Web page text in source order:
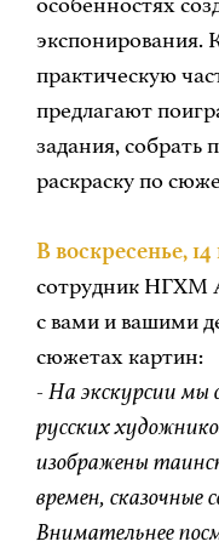
экспонирования.
практическую
предлагают
задания, собрать
раскраску по
В воскресенье, 14
сотрудник НГХМ
с вами и вашими
сюжетах картин:
- На экскурсии мы
русских
изображены
времен, сказочные
Внимательнее